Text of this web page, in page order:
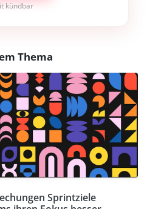
kündbar
Thema
Sprintziele